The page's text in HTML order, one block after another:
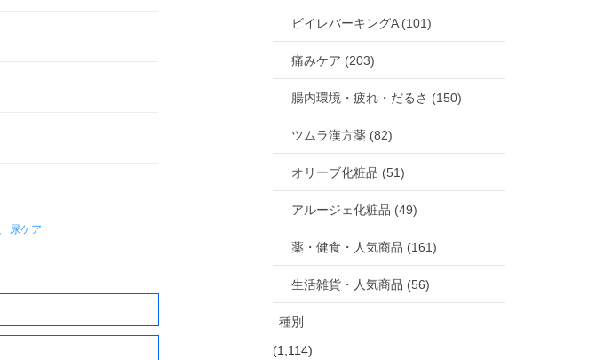
尿ケア
ビイレバーキングA (101)
痛みケア (203)
腸内環境・疲れ・だるさ (150)
ツムラ漢方薬 (82)
オリーブ化粧品 (51)
アルージェ化粧品 (49)
薬・健食・人気商品 (161)
生活雑貨・人気商品 (56)
種別
(1,114)